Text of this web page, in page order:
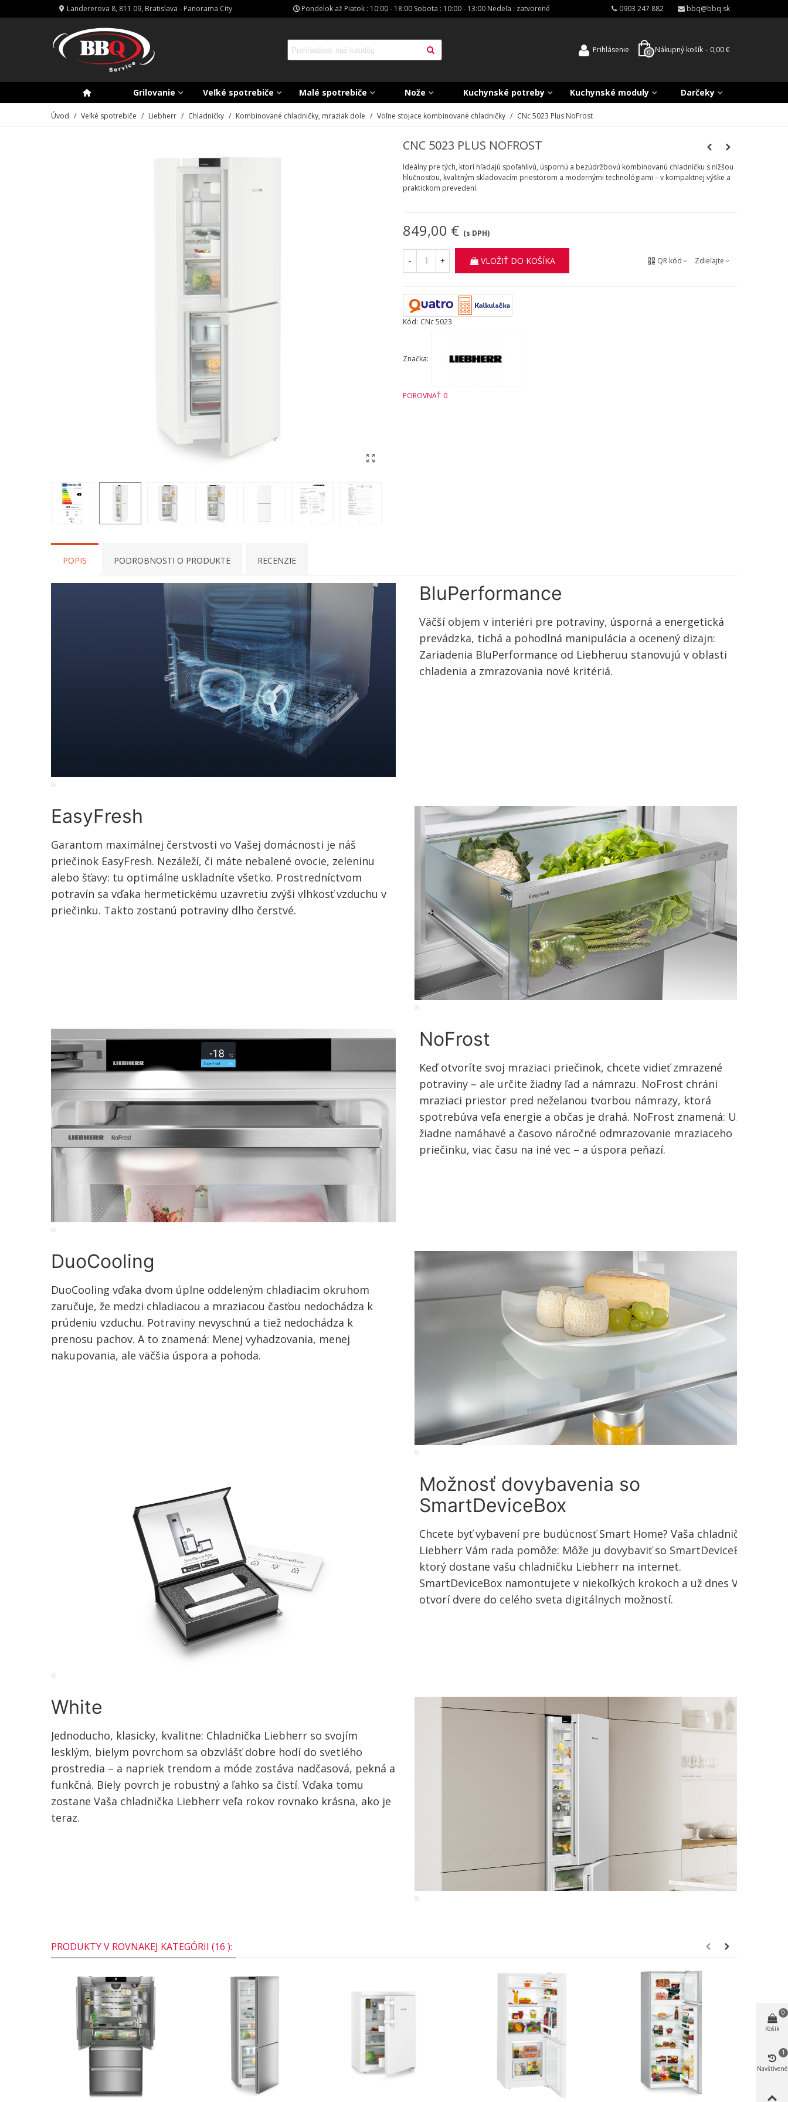
Landererova 8, 811 09, Bratislava - Panorama City Pondelok až Piatok : 10:00 - 18:00 Sobota : 10:00 - 13:00 Nedeľa : zatvorené 0903 247 882 bbq@bbq.sk
Prihlásenie 0 Nákupný košík - 0,00 €
Grilovanie Veľké spotrebiče Malé spotrebiče Nože Kuchynské potreby Kuchynské moduly Darčeky
Úvod / Veľké spotrebiče / Liebherr / Chladničky / Kombinované chladničky, mraziak dole / Voľne stojace kombinované chladničky / CNc 5023 Plus NoFrost
CNC 5023 PLUS NOFROST
Ideálny pre tých, ktorí hľadajú spoľahlivú, úspornú a bezúdržbovú kombinovanú chladničku s nižšou
hlučnosťou, kvalitným skladovacím priestorom a modernými technológiami – v kompaktnej výške a
praktickom prevedení.
849,00 € (s DPH)
- + VLOŽIŤ DO KOŠÍKA QR kód Zdieľajte
Kód: CNc 5023
Značka:
POROVNAŤ 0
POPIS PODROBNOSTI O PRODUKTE RECENZIE
BluPerformance
Väčší objem v interiéri pre potraviny, úsporná a energetická
prevádzka, tichá a pohodlná manipulácia a ocenený dizajn:
Zariadenia BluPerformance od Liebheruu stanovujú v oblasti
chladenia a zmrazovania nové kritériá.
EasyFresh
Garantom maximálnej čerstvosti vo Vašej domácnosti je náš
priečinok EasyFresh. Nezáleží, či máte nebalené ovocie, zeleninu
alebo šťavy: tu optimálne uskladníte všetko. Prostredníctvom
potravín sa vďaka hermetickému uzavretiu zvýši vlhkosť vzduchu v
priečinku. Takto zostanú potraviny dlho čerstvé.
NoFrost
Keď otvoríte svoj mraziaci priečinok, chcete vidieť zmrazené
potraviny – ale určite žiadny ľad a námrazu. NoFrost chráni
mraziaci priestor pred neželanou tvorbou námrazy, ktorá
spotrebúva veľa energie a občas je drahá. NoFrost znamená: Už
žiadne namáhavé a časovo náročné odmrazovanie mraziaceho
priečinku, viac času na iné vec – a úspora peňazí.
DuoCooling
DuoCooling vďaka dvom úplne oddeleným chladiacim okruhom
zaručuje, že medzi chladiacou a mraziacou časťou nedochádza k
prúdeniu vzduchu. Potraviny nevyschnú a tiež nedochádza k
prenosu pachov. A to znamená: Menej vyhadzovania, menej
nakupovania, ale väčšia úspora a pohoda.
Možnosť dovybavenia so
SmartDeviceBox
Chcete byť vybavení pre budúcnosť Smart Home? Vaša chladnička
Liebherr Vám rada pomôže: Môže ju dovybaviť so SmartDeviceBox,
ktorý dostane vašu chladničku Liebherr na internet.
SmartDeviceBox namontujete v niekoľkých krokoch a už dnes Vám
otvorí dvere do celého sveta digitálnych možností.
White
Jednoducho, klasicky, kvalitne: Chladnička Liebherr so svojím
lesklým, bielym povrchom sa obzvlášť dobre hodí do svetlého
prostredia – a napriek trendom a móde zostáva nadčasová, pekná a
funkčná. Biely povrch je robustný a ľahko sa čistí. Vďaka tomu
zostane Vaša chladnička Liebherr veľa rokov rovnako krásna, ako je
teraz.
PRODUKTY V ROVNAKEJ KATEGÓRII (16 ):
Košík
0
Navštívené
1